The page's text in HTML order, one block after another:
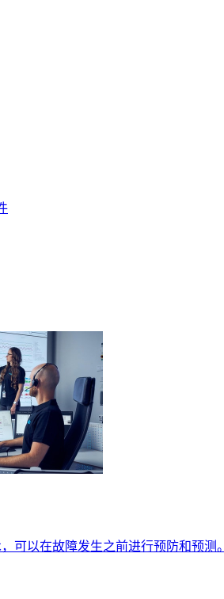
可以在故障发生之前进行预防和预测。